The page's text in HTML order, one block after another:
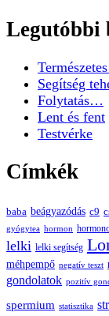
Legutóbbi
Segítség
Folytatás…
Lent és fent
Testvérke
Címkék
baba beágyazódás c9
gyógytea hormon
lelki lelki segítség
méhpempő negatív teszt
gondolatok pozitív
spermium statisztika